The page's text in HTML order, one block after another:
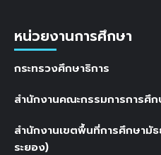
หน่วยงานการศึกษา
กระทรวงศึกษาธิการ
สำนักงานคณะกรรมการการศึ
สำนักงานเขตพื้นที่การศึกษามั
ระยอง)